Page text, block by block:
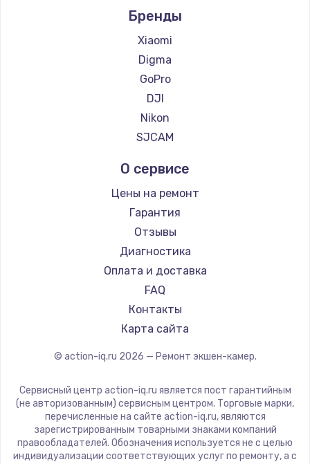
Бренды
Xiaomi
Digma
GoPro
DJI
Nikon
SJCAM
О сервисе
Цены на ремонт
Гарантия
Отзывы
Диагностика
Оплата и доставка
FAQ
Контакты
Карта сайта
© action-iq.ru 2026 — Ремонт экшен-камер.
Сервисный центр action-iq.ru является пост гарантийным
(не авторизованным) сервисным центром. Торговые марки,
перечисленные на сайте action-iq.ru, являются
зарегистрированным товарными знаками компаний
правообладателей. Обозначения используется не с целью
индивидуализации соответствующих услуг по ремонту, а с